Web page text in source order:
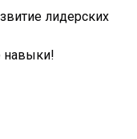
лидерских
навыки!